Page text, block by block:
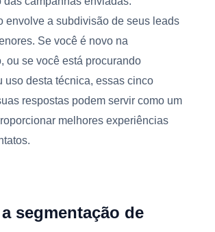
envolve a subdivisão de seus leads
Se você é novo na
ou se você está procurando
uso desta técnica, essas cinco
respostas podem servir como um
melhores experiências
segmentação de